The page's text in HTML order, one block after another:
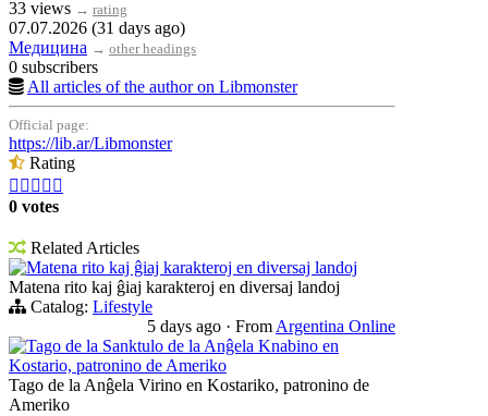
33 views → rating
07.07.2026 (31 days ago)
Медицина → other headings
0 subscribers
All articles of the author on Libmonster
Official page:
https://lib.ar/Libmonster
Rating
    
0 votes
Related Articles
Matena rito kaj ĝiaj karakteroj en diversaj landoj
Matena rito kaj ĝiaj karakteroj en diversaj landoj
Catalog: Lifestyle
5 days ago · From Argentina Online
Tago de la Sanktulo de la Anĝela Knabino en
Kostario, patronino de Ameriko
Tago de la Anĝela Virino en Kostariko, patronino de
Ameriko